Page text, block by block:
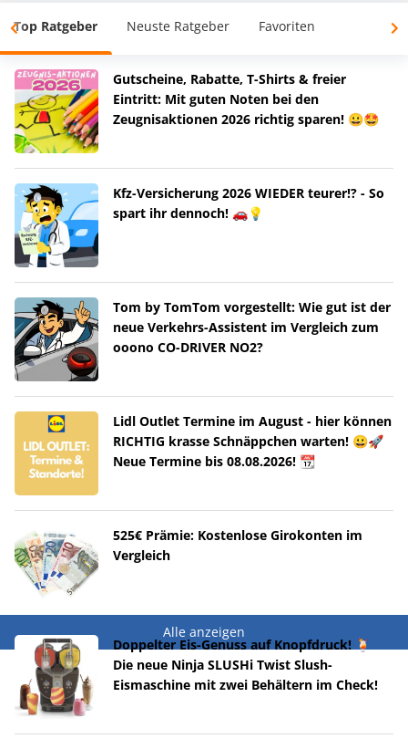
Top Ratgeber Neuste Ratgeber Favoriten
Gutscheine, Rabatte, T-Shirts & freier
Eintritt: Mit guten Noten bei den
Zeugnisaktionen 2026 richtig sparen! 😀🤩
Kfz-Versicherung 2026 WIEDER teurer!? - So
spart ihr dennoch! 🚗💡
Tom by TomTom vorgestellt: Wie gut ist der
neue Verkehrs-Assistent im Vergleich zum
ooono CO-DRIVER NO2?
Lidl Outlet Termine im August - hier können
RICHTIG krasse Schnäppchen warten! 😀🚀
Neue Termine bis 08.08.2026! 📆
525€ Prämie: Kostenlose Girokonten im
Vergleich
Alle anzeigen
Doppelter Eis-Genuss auf Knopfdruck! 🍹
Die neue Ninja SLUSHi Twist Slush-
Eismaschine mit zwei Behältern im Check!